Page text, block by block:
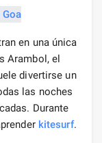
en una única
Arambol, el
divertirse un
las noches
Durante
kitesurf.